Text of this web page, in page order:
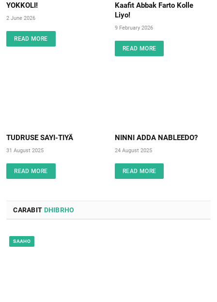
YOKKOLI!
2 June 2026
READ MORE
Kaafit Abbak Farto Kolle
Liyo!
9 February 2026
READ MORE
TUDRUSE SAYI-TIYÄ
31 August 2025
READ MORE
NINNI ADDA NABLEEDO?
24 August 2025
READ MORE
CARABIT DHIBRHO
SAAHO